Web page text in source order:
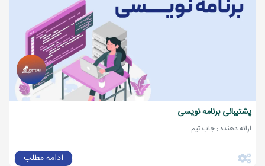
پشتیبانی برنامه نویسی
ارائه دهنده : جاب تیم
ادامه مطلب